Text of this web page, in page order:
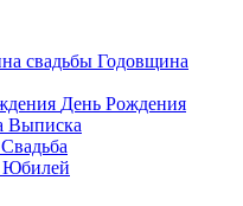
Годовщина
День Рождения
Выписка
Свадьба
Юбилей